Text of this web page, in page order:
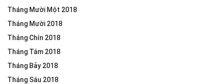
Tháng Mười Một 2018
Tháng Mười 2018
Tháng Chín 2018
Tháng Tám 2018
Tháng Bảy 2018
Tháng Sáu 2018